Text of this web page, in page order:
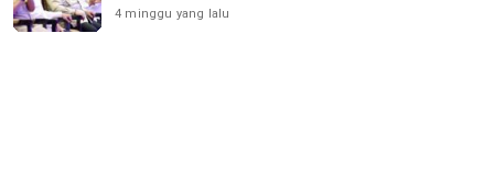
4 minggu yang lalu